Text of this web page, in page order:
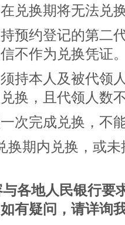
兑换期将无法兑
预约登记的第二
不作为兑换凭证
持本人及被代领
换，且代领人数
次完成兑换，不
换期内兑换，或
各地人民银行要
有疑问，请详询